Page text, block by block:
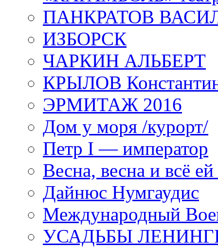
ПАНКРАТОВ
ИЗБОРСК
ЧАРКИН АЛЬБЕРТ
КРЫЛОВ
ЭРМИТАЖ 2016
Дом у моря /курорт/
Петр I — император
Весна, весна и всё
Дайнюс Нумгаудис
Международный
УСАДЬБЫ